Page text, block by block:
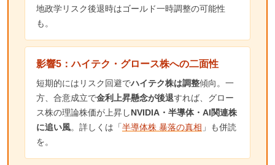
地政学リスク後退時はゴールド一時調整の可能性
も。
影響5：ハイテク・グロース株への二面性
短期的にはリスク回避でハイテク株は調整傾向。一
方、合意成立で金利上昇懸念が後退すれば、グロー
ス株の理論株価が上昇し NVIDIA・半導体・AI関連株
に追い風。詳しくは「 半導体株 暴落の真相 」も併読
を。